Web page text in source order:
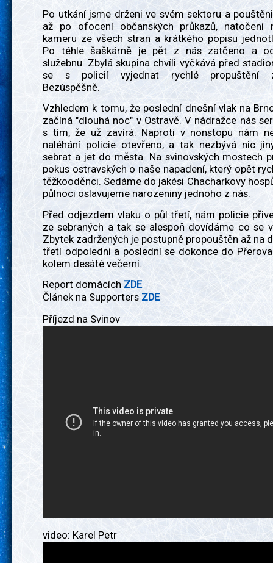
Po utkání jsme drženi ve svém sektoru a
až po ofocení občanských průkazů, natočení
kameru ze všech stran a krátkého popisu
Po téhle šaškárně je pět z nás zatčeno a
služebnu. Zbylá skupina chvíli vyčkává před
se s policií vyjednat rychlé propuštění
Bezúspěšně.
Vzhledem k tomu, že poslední dnešní vlak na
začíná "dlouhá noc" v Ostravě. V nádražce nás
s tím, že už zavírá. Naproti v nonstopu nám
naléhání policie otevřeno, a tak nezbývá nic
sebrat a jet do města. Na svinovských mostech
pokus ostravských o naše napadení, který opět
těžkooděnci. Sedáme do jakési Chacharkovy
půlnoci oslavujeme narozeniny jednoho z nás.
Před odjezdem vlaku o půl třetí, nám policie
ze sebraných a tak se alespoň dovídáme co se
Zbytek zadržených je postupně propouštěn až na
třetí odpolední a poslední se dokonce do
kolem desáté večerní.
Report domácích ZDE
Článek na Supporters ZDE
Příjezd na Svinov
video: Karel Petr